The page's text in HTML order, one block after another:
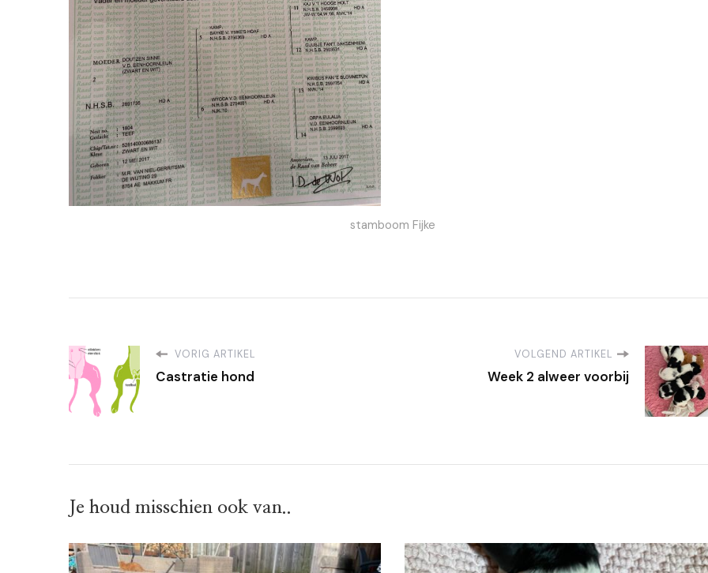
stamboom Fijke
VORIG ARTIKEL
Castratie hond
VOLGEND ARTIKEL
Week 2 alweer voorbij
Je houd misschien ook van..